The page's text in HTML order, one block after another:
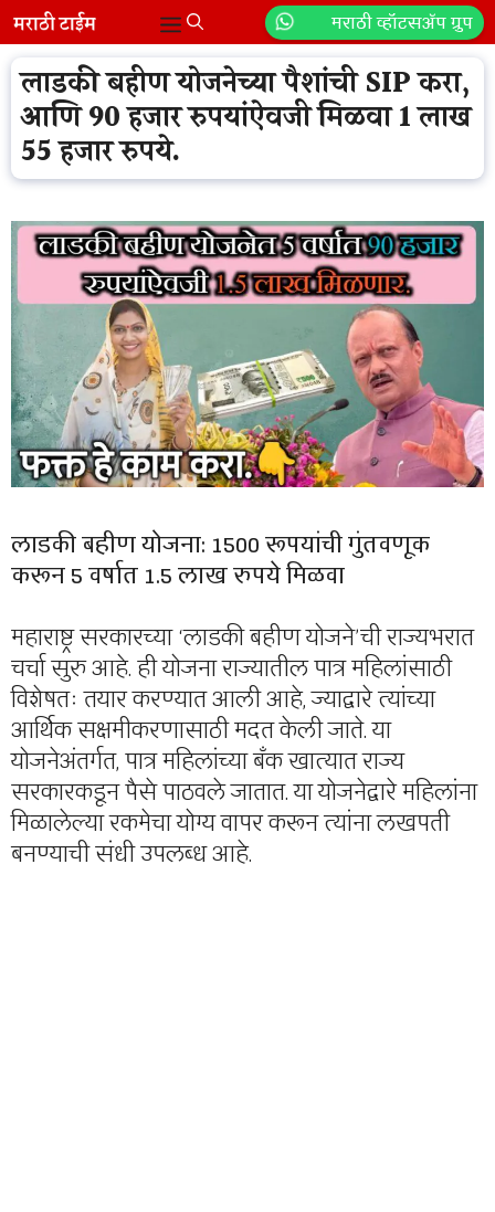
Skip
to
content
मराठी व्हॉटसॲप ग्रुप
Menu
लाडकी बहीण योजनेच्या पैशांची SIP करा,
आणि 90 हजार रुपयांऐवजी मिळवा 1 लाख
55 हजार रुपये.
लाडकी बहीण योजना: 1500 रूपयांची गुंतवणूक
करून 5 वर्षात 1.5 लाख रुपये मिळवा
महाराष्ट्र सरकारच्या ‘लाडकी बहीण योजने’ची राज्यभरात
चर्चा सुरु आहे. ही योजना राज्यातील पात्र महिलांसाठी
विशेषतः तयार करण्यात आली आहे, ज्याद्वारे त्यांच्या
आर्थिक सक्षमीकरणासाठी मदत केली जाते. या
योजनेअंतर्गत, पात्र महिलांच्या बँक खात्यात राज्य
सरकारकडून पैसे पाठवले जातात. या योजनेद्वारे महिलांना
मिळालेल्या रकमेचा योग्य वापर करून त्यांना लखपती
बनण्याची संधी उपलब्ध आहे.